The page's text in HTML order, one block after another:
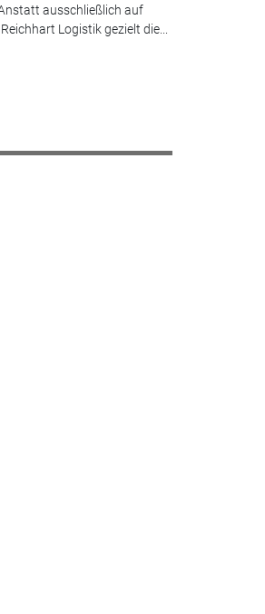
ausschließlich auf
Logistik gezielt die...